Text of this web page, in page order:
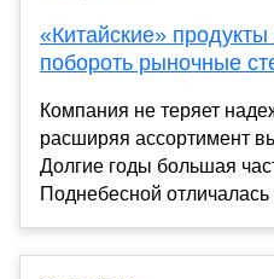
«Китайские»
побороть рыночные
Компания не теряет
расширяя ассортимент
Долгие годы большая
Поднебесной отличалась